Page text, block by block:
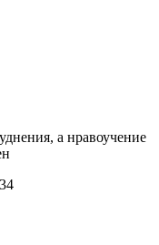
а нравоучение